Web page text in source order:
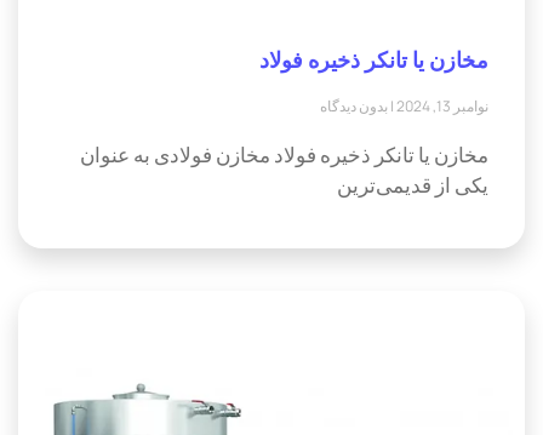
مخازن یا تانکر ذخیره فولاد
نوامبر 13, 2024 بدون دیدگاه
مخازن یا تانکر ذخیره فولاد مخازن فولادی به عنوان
یکی از قدیمی‌ترین